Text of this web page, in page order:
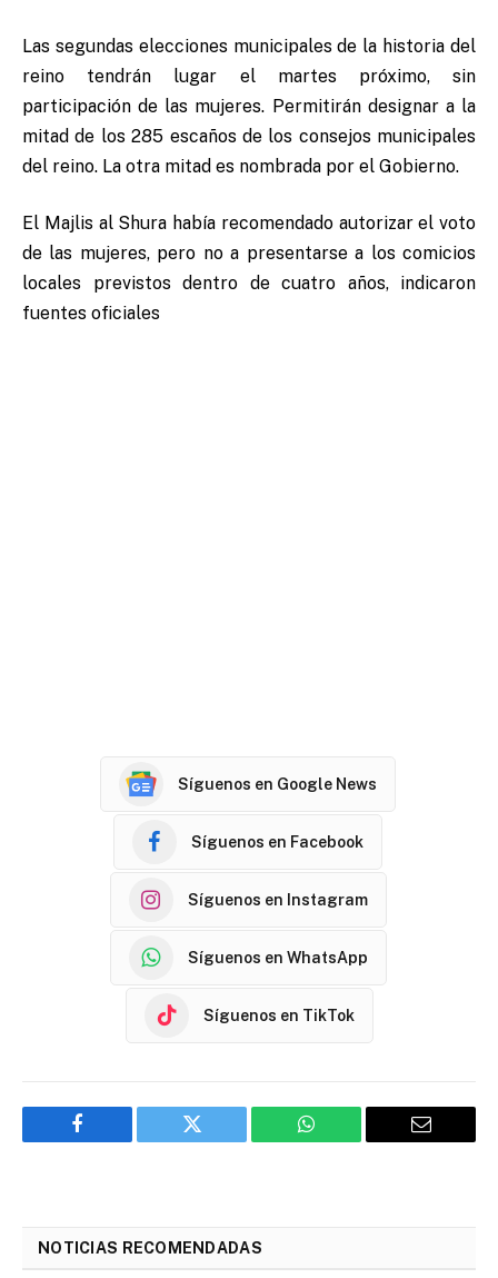
Las segundas elecciones municipales de la historia del
reino tendrán lugar el martes próximo, sin
participación de las mujeres. Permitirán designar a la
mitad de los 285 escaños de los consejos municipales
del reino. La otra mitad es nombrada por el Gobierno.
El Majlis al Shura había recomendado autorizar el voto
de las mujeres, pero no a presentarse a los comicios
locales previstos dentro de cuatro años, indicaron
fuentes oficiales
Síguenos en Google News
Síguenos en Facebook
Síguenos en Instagram
Síguenos en WhatsApp
Síguenos en TikTok
Facebook Twitter WhatsApp Email
NOTICIAS RECOMENDADAS